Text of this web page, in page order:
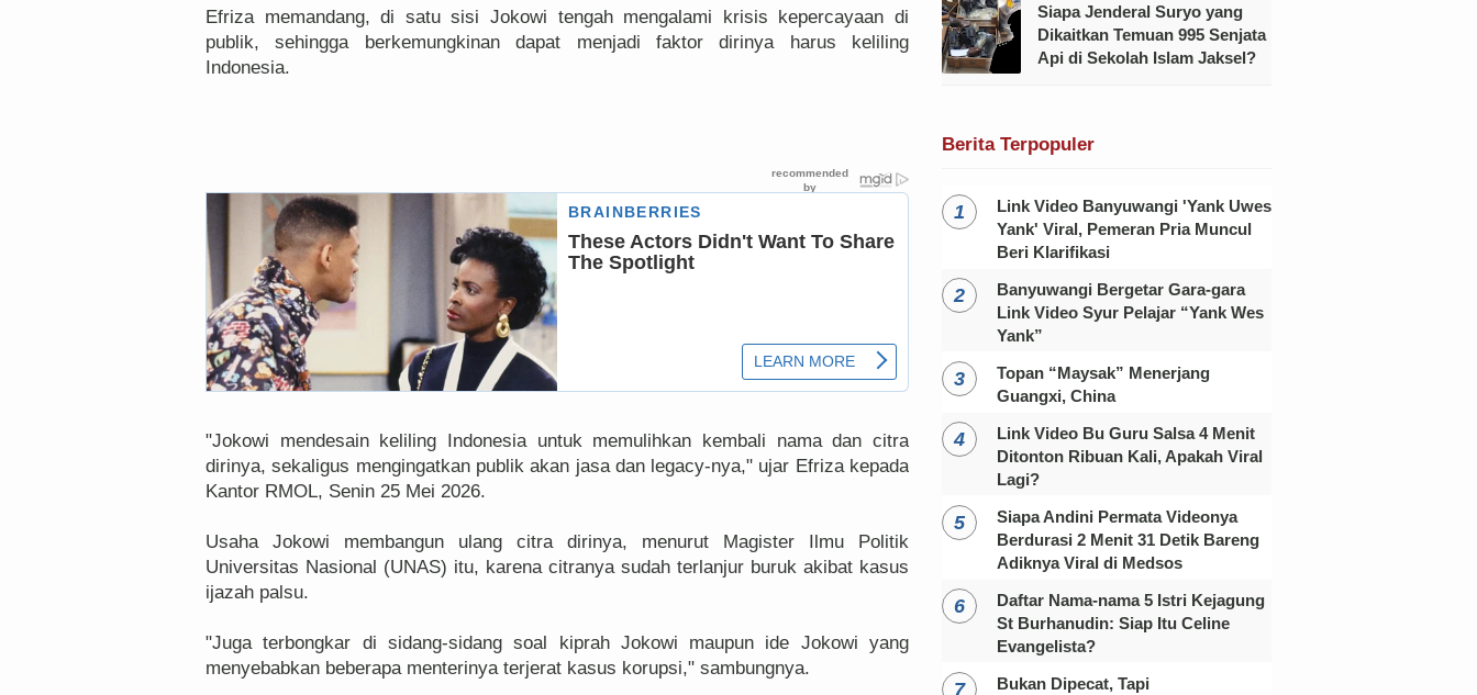
Efriza memandang, di satu sisi Jokowi tengah mengalami krisis kepercayaan di
publik, sehingga berkemungkinan dapat menjadi faktor dirinya harus keliling
Indonesia.
"Jokowi mendesain keliling Indonesia untuk memulihkan kembali nama dan citra
dirinya, sekaligus mengingatkan publik akan jasa dan legacy-nya," ujar Efriza kepada
Kantor RMOL, Senin 25 Mei 2026.
Usaha Jokowi membangun ulang citra dirinya, menurut Magister Ilmu Politik
Universitas Nasional (UNAS) itu, karena citranya sudah terlanjur buruk akibat kasus
ijazah palsu.
"Juga terbongkar di sidang-sidang soal kiprah Jokowi maupun ide Jokowi yang
menyebabkan beberapa menterinya terjerat kasus korupsi," sambungnya.
Siapa Jenderal Suryo yang
Dikaitkan Temuan 995 Senjata
Api di Sekolah Islam Jaksel?
Berita Terpopuler
Link Video Banyuwangi 'Yank Uwes
Yank' Viral, Pemeran Pria Muncul
Beri Klarifikasi
Banyuwangi Bergetar Gara-gara
Link Video Syur Pelajar “Yank Wes
Yank”
Topan “Maysak” Menerjang
Guangxi, China
Link Video Bu Guru Salsa 4 Menit
Ditonton Ribuan Kali, Apakah Viral
Lagi?
Siapa Andini Permata Videonya
Berdurasi 2 Menit 31 Detik Bareng
Adiknya Viral di Medsos
Daftar Nama-nama 5 Istri Kejagung
St Burhanudin: Siap Itu Celine
Evangelista?
Bukan Dipecat, Tapi